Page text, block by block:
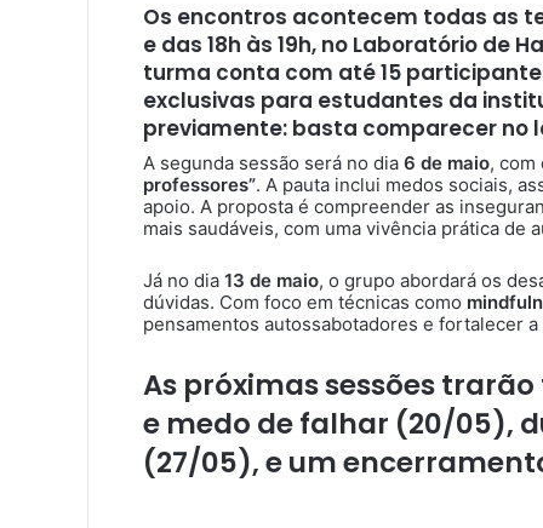
Os encontros acontecem todas as
e das 18h às 19h, no Laboratório de
turma conta com até 15
exclusivas para estudantes da
previamente: basta comparecer no
A segunda sessão será no dia 6 de maio, com
professores”. A pauta inclui medos sociais,
apoio. A proposta é compreender as
mais saudáveis, com uma vivência prática de
Já no dia 13 de maio, o grupo abordará os
dúvidas. Com foco em técnicas como
pensamentos autossabotadores e fortalecer
As próximas sessões
e medo de falhar (20/05),
(27/05), e um